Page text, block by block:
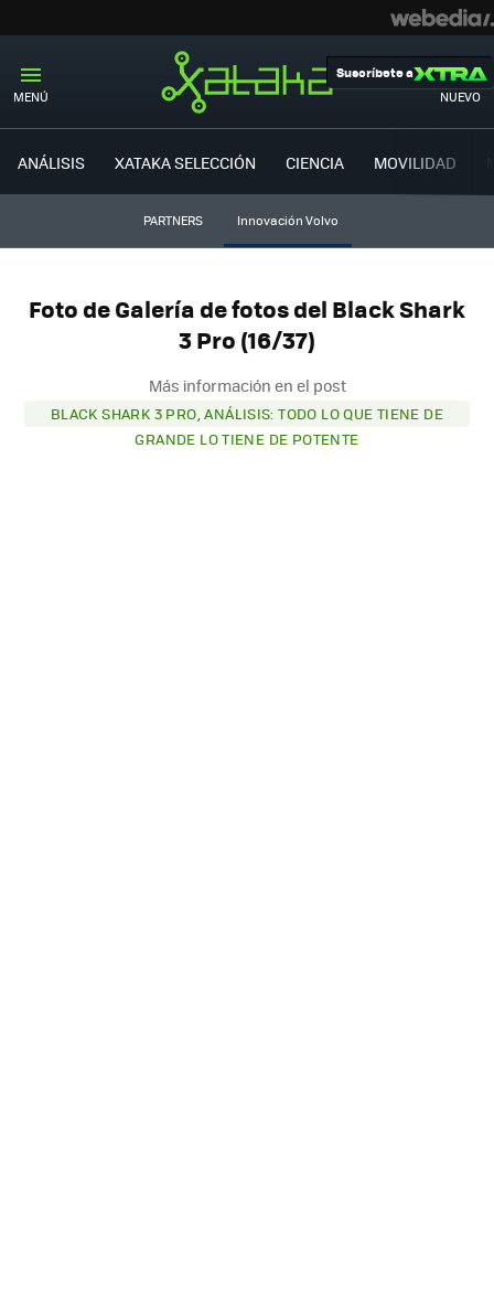
MENÚ NUEVO
Suscríbete a
ANÁLISIS XATAKA SELECCIÓN CIENCIA MOVILIDAD
PARTNERS Innovación Volvo
Foto de Galería de fotos del Black Shark
3 Pro (16/37)
Más información en el post
BLACK SHARK 3 PRO, ANÁLISIS: TODO LO QUE TIENE DE
GRANDE LO TIENE DE POTENTE